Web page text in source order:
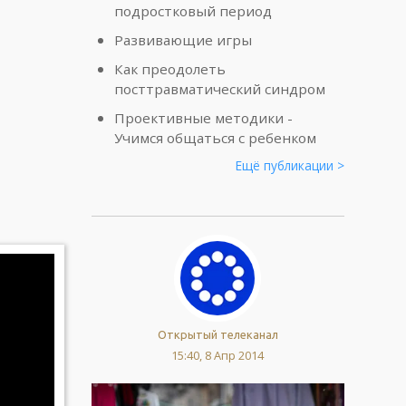
подростковый период
Развивающие игры
Как преодолеть
посттравматический синдром
Проективные методики -
Учимся общаться с ребенком
Ещё публикации >
Открытый телеканал
15:40, 8 Апр 2014